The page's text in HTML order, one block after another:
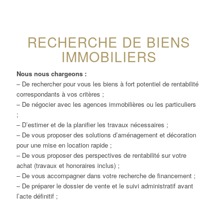
RECHERCHE DE BIENS
IMMOBILIERS
Nous nous chargeons :
– De rechercher pour vous les biens à fort potentiel de rentabilité
correspondants à vos critères ;
– De négocier avec les agences immobilières ou les particuliers
;
– D’estimer et de la planifier les travaux nécessaires ;
– De vous proposer des solutions d’aménagement et décoration
pour une mise en location rapide ;
– De vous proposer des perspectives de rentabilité sur votre
achat (travaux et honoraires inclus) ;
– De vous accompagner dans votre recherche de financement ;
– De préparer le dossier de vente et le suivi administratif avant
l’acte définitif ;